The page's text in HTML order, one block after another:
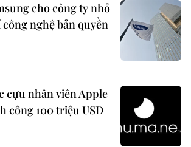
cho công ty nhỏ
nghệ bản quyền
cựu nhân viên Apple
công 100 triệu USD